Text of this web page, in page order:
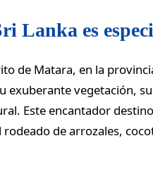
Lanka es
de Matara, en la
exuberante vegetación,
Este encantador
de arrozales,